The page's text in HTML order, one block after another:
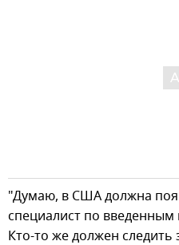
"Думаю, в США должна
специалист по
Кто-то же должен следить